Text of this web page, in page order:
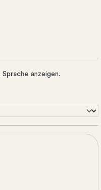
anzeigen.